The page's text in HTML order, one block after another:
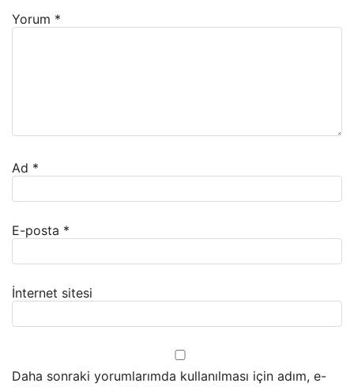
Yorum *
Ad *
E-posta *
İnternet sitesi
Daha sonraki yorumlarımda kullanılması için adım, e-